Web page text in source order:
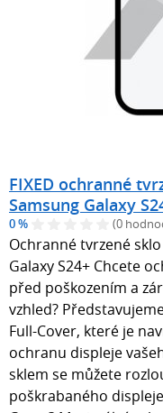
FIXED ochranné
Samsung Galaxy
0 % (0
Ochranné tvrzené
Galaxy S24+ Chcete
před poškozením a
vzhled?
Full-Cover, které je
ochranu displeje
sklem se můžete
poškrabaného